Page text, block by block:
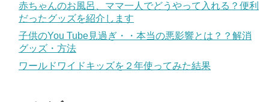
赤ちゃんのお風呂、ママ一人でどうやって入れる？便利
だったグッズを紹介します
子供のYou Tube見過ぎ・・本当の悪影響とは？？解消
グッズ・方法
ワールドワイドキッズを２年使ってみた結果